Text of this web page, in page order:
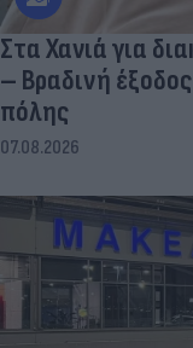
Στα Χανιά για
– Βραδινή
πόλης
07.08.2026